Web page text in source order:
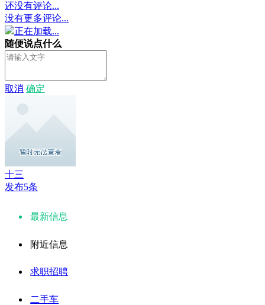
还没有评论...
没有更多评论...
正在加载...
随便说点什么
取消 确定
十三
发布5条
最新信息
附近信息
求职招聘
二手车